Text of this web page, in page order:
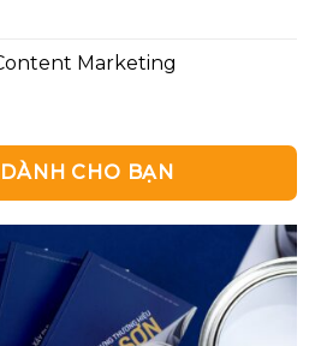
Marketing
CHO BẠN